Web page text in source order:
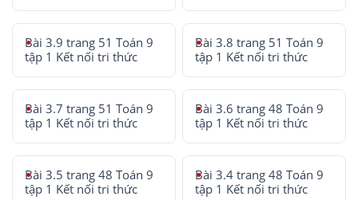
Bài 3.9 trang 51 Toán 9
tập 1 Kết nối tri thức
Bài 3.8 trang 51 Toán 9
tập 1 Kết nối tri thức
Bài 3.7 trang 51 Toán 9
tập 1 Kết nối tri thức
Bài 3.6 trang 48 Toán 9
tập 1 Kết nối tri thức
Bài 3.5 trang 48 Toán 9
tập 1 Kết nối tri thức
Bài 3.4 trang 48 Toán 9
tập 1 Kết nối tri thức